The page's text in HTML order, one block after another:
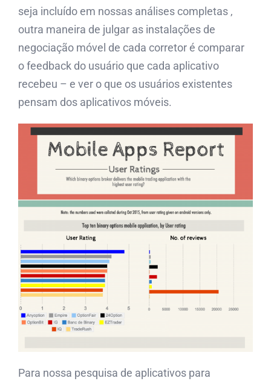
seja incluído em nossas análises completas ,
outra maneira de julgar as instalações de
negociação móvel de cada corretor é comparar
o feedback do usuário que cada aplicativo
recebeu – e ver o que os usuários existentes
pensam dos aplicativos móveis.
Para nossa pesquisa de aplicativos para